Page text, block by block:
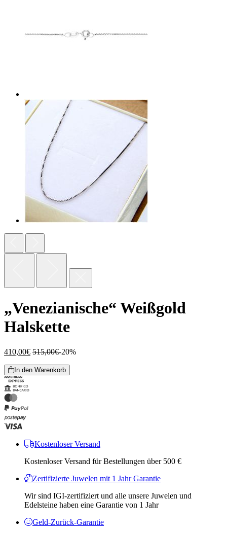
„Venezianische“ Weißgold
Halskette
410,00€ 515,00€-20%
In den Warenkorb
Kostenloser Versand
Kostenloser Versand für Bestellungen über 500 €
Zertifizierte Juwelen mit 1 Jahr Garantie
Wir sind IGI-zertifiziert und alle unsere Juwelen und
Edelsteine ​​haben eine Garantie von 1 Jahr
Geld-Zurück-Garantie